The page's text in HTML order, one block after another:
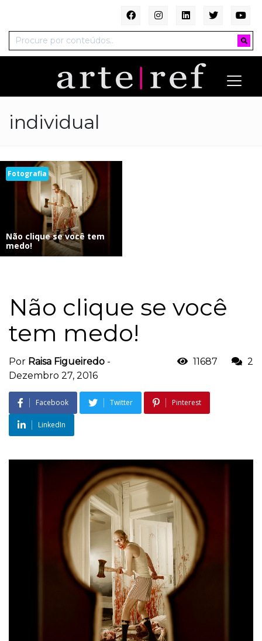
individual
Fotografia
Não clique se você tem
medo!
Não clique se você
tem medo!
Por Raisa Figueiredo -
Dezembro 27, 2016
11687 2
Facebook Twitter Pinterest
LinkedIn